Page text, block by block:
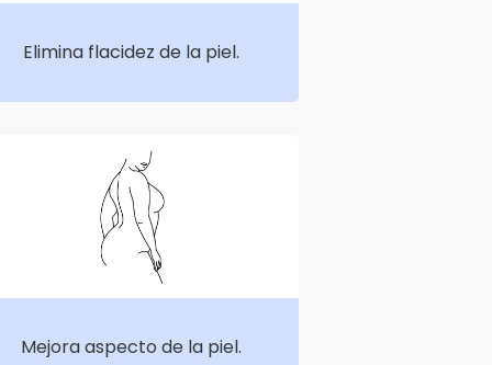
Elimina flacidez de la piel.
Mejora aspecto de la piel.